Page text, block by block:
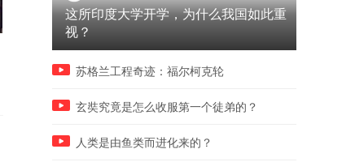
00:35
日军勒令手下替他剖腹，不曾
想转瞬之间就被下属当场反杀
言出法随即是真理，掌握真
可以改变很多，但是改变不
这所印度大学开学，为什么我国如此重
视？
苏格兰工程奇迹：福尔柯克轮
玄奘究竟是怎么收服第一个徒弟的？
人类是由鱼类而进化来的？